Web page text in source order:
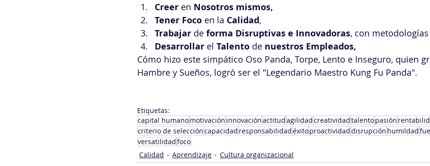
Creer en Nosotros mismos,
Tener Foco en la Calidad,
Trabajar de forma Disruptivas e Innovadoras, con
Desarrollar el Talento de nuestros Empleados,
Cómo hizo este simpático Oso Panda, Torpe, Lento e Inseguro, quien
Hambre y Sueños, logró ser el "Legendario Maestro Kung Fu Panda".
Etiquetas:
capital humanomotivación innovaciónactitudagilidadcreatividadtalentopasión
criterio de seleccióncapacidad responsabilidadéxitoproactividaddisrupción humildad
versatilidadfoco
Calidad
Aprendizaje Cultura organizacional